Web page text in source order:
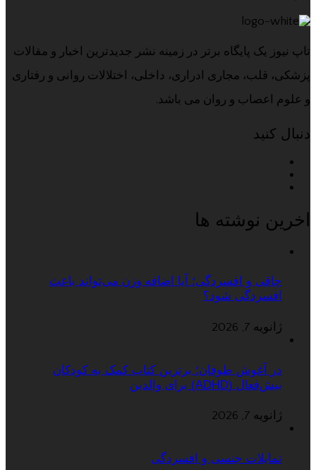
تاپ نیوز یک پایگاه برتر در زمینه نشر جدیدترین اخبار و مقالات
پزشکی، قلب، مجاری ادراری، داخلی، اختلالات روانی و رفتاری
و علوم اعصاب و روان می باشد.
دنبال کنید
اخرین نوشته ها
چاقی و افسردگی؛ آیا اضافه وزن می‌تواند باعث
افسردگی شود؟
ژانویه 7, 2026
در آغوش طوفان؛ برترین کتاب کمک به کودکان
بیش‌فعال (ADHD) برای والدین
ژانویه 7, 2026
تمایلات جنسی و افسردگی